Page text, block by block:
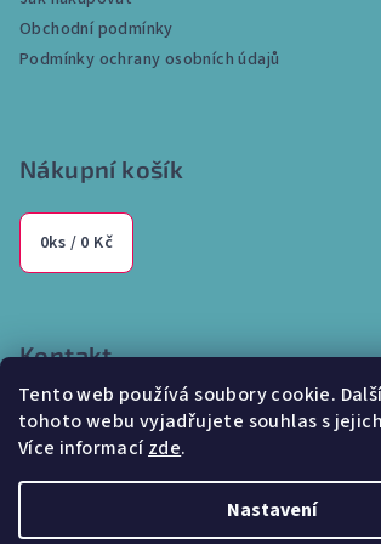
Tento web používá soubory cookie.
tohoto webu vyjadřujete souhlas s
Více informacízde.
Nastavení
Obchodní podmínky
Podmínky ochrany osobních údajů
Nákupní košík
0ks / 0 Kč
Kontakt
info @internetparfem.cz
603 100 829